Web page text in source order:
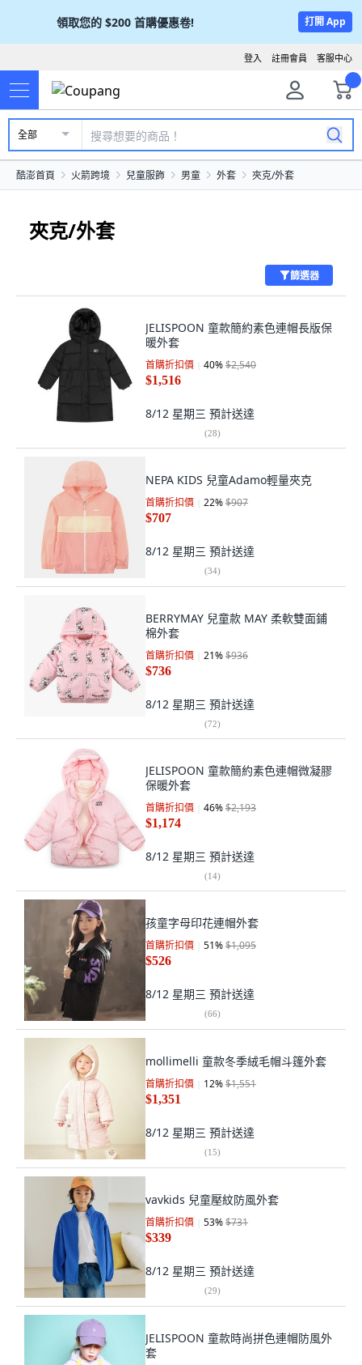
領取您的 $200 首購優惠卷! 打開 App
客服中心
註冊會員
登入
全部
酷澎首頁 火箭跨境 兒童服飾 男童 外套 夾克/外套
夾克/外套
篩選器
JELISPOON 童款簡約素色連帽長版保
暖外套
首購折扣價 40%$2,540
$1,516
8/12 星期三 預計送達
(28)
NEPA KIDS 兒童Adamo輕量夾克
首購折扣價 22%$907
$707
8/12 星期三 預計送達
(34)
BERRYMAY 兒童款 MAY 柔軟雙面鋪
棉外套
首購折扣價 21%$936
$736
8/12 星期三 預計送達
(72)
JELISPOON 童款簡約素色連帽微凝膠
保暖外套
首購折扣價 46%$2,193
$1,174
8/12 星期三 預計送達
(14)
孩童字母印花連帽外套
首購折扣價 51%$1,095
$526
8/12 星期三 預計送達
(66)
mollimelli 童款冬季絨毛帽斗篷外套
首購折扣價 12%$1,551
$1,351
8/12 星期三 預計送達
(15)
vavkids 兒童壓紋防風外套
首購折扣價 53%$731
$339
8/12 星期三 預計送達
(29)
JELISPOON 童款時尚拼色連帽防風外
套